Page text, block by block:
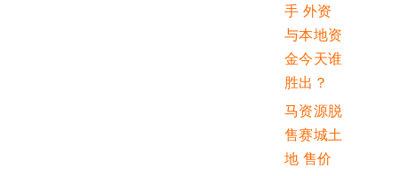
手 外资
与本地资
金今天谁
胜出？
马资源脱
售赛城土
地 售价